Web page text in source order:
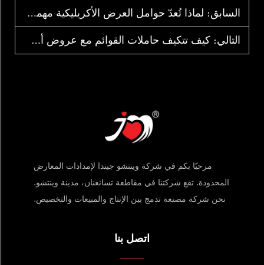
السابق: لماذا تُعدّ حوامل العرض الأكريليكية مهمةً للمنتجات المُعزِّزة؟
التالي: كيف تتكيف حاملات القوائم مع عروض أسعار البطاقات في المتاجر
مرحبًا بكم في شركة وينتشو جيندا لإمدادات المعارض
المحدودة. تقع شركتنا في مقاطعة تسانغنان، مدينة وينتشو.
نحن شركة مصنعة تدمج بين الإنتاج والمبيعات والتخصيص.
اتصل بنا